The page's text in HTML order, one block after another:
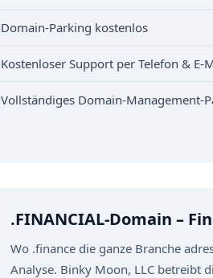
Domain-Parking kostenlos
Kostenloser Support per Telefon & E-
Vollständiges Domain-Management-
.FINANCIAL-Domain –
Wo .finance die ganze Branche
Analyse. Binky Moon, LLC betreibt